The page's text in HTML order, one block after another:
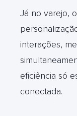
Já no varejo,
interações,
eficiência só
conectada.